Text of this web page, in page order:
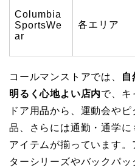
Columbia
SportsWe
ar
各エリア
コールマンストアでは、
自
明るく心地よい店内で、キ
ドア用品から、運動会や
品、さらには通勤・通学
アイテムが揃っています
ターシリーズやバックパ